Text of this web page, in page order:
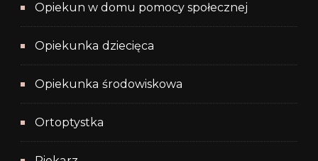
Opiekun w domu pomocy społecznej
Opiekunka dziecięca
Opiekunka środowiskowa
Ortoptystka